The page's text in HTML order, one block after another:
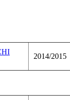
2014/2015